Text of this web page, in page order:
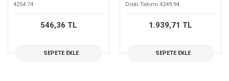
4254.74
546,36 TL
SEPETE EKLE
Diski Takımı 4249.94
1.939,71 TL
SEPETE EKLE